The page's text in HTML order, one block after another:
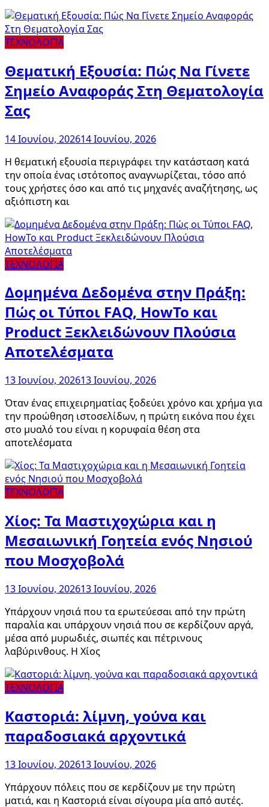
ΤΕΧΝΟΛΟΓΙΑ
Θεματική Εξουσία: Πώς Να Γίνετε
Σημείο Αναφοράς Στη Θεματολογία
Σας
14 Ιουνίου, 202614 Ιουνίου, 2026
Η θεματική εξουσία περιγράφει την κατάσταση κατά
την οποία ένας ιστότοπος αναγνωρίζεται, τόσο από
τους χρήστες όσο και από τις μηχανές αναζήτησης, ως
αξιόπιστη και
ΤΕΧΝΟΛΟΓΙΑ
Δομημένα Δεδομένα στην Πράξη:
Πώς οι Τύποι FAQ, HowTo και
Product Ξεκλειδώνουν Πλούσια
Αποτελέσματα
13 Ιουνίου, 202613 Ιουνίου, 2026
Όταν ένας επιχειρηματίας ξοδεύει χρόνο και χρήμα για
την προώθηση ιστοσελίδων, η πρώτη εικόνα που έχει
στο μυαλό του είναι η κορυφαία θέση στα
αποτελέσματα
ΤΕΧΝΟΛΟΓΙΑ
Χίος: Τα Μαστιχοχώρια και η
Μεσαιωνική Γοητεία ενός Νησιού
που Μοσχοβολά
13 Ιουνίου, 202613 Ιουνίου, 2026
Υπάρχουν νησιά που τα ερωτεύεσαι από την πρώτη
παραλία και υπάρχουν νησιά που σε κερδίζουν αργά,
μέσα από μυρωδιές, σιωπές και πέτρινους
λαβύρινθους. Η Χίος
ΤΕΧΝΟΛΟΓΙΑ
Καστοριά: λίμνη, γούνα και
παραδοσιακά αρχοντικά
13 Ιουνίου, 202613 Ιουνίου, 2026
Υπάρχουν πόλεις που σε κερδίζουν με την πρώτη
ματιά, και η Καστοριά είναι σίγουρα μία από αυτές.